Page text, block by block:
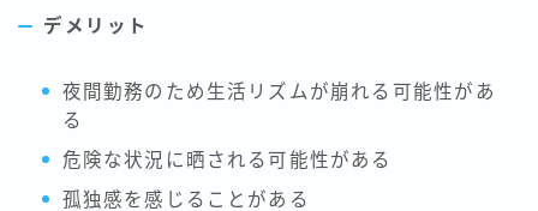
デメリット
夜間勤務のため生活リズムが崩れる可能性があ
る
危険な状況に晒される可能性がある
孤独感を感じることがある